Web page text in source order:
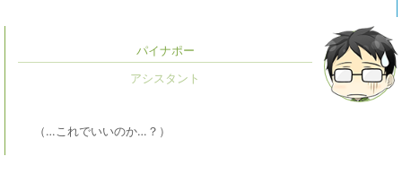
パイナポー
（…これでいいのか…？）